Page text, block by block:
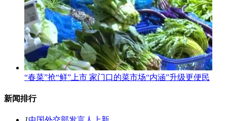
“春菜”抢“鲜”上市 家门口的菜市场“内涵”升级更便民
新闻排行